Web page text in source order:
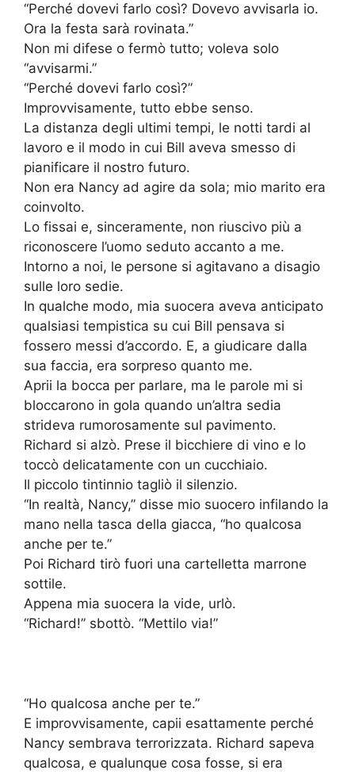
“Perché dovevi farlo così? Dovevo avvisarla io.
Ora la festa sarà rovinata.”
Non mi difese o fermò tutto; voleva solo
“avvisarmi.”
“Perché dovevi farlo così?”
Improvvisamente, tutto ebbe senso.
La distanza degli ultimi tempi, le notti tardi al
lavoro e il modo in cui Bill aveva smesso di
pianificare il nostro futuro.
Non era Nancy ad agire da sola; mio marito era
coinvolto.
Lo fissai e, sinceramente, non riuscivo più a
riconoscere l’uomo seduto accanto a me.
Intorno a noi, le persone si agitavano a disagio
sulle loro sedie.
In qualche modo, mia suocera aveva anticipato
qualsiasi tempistica su cui Bill pensava si
fossero messi d’accordo. E, a giudicare dalla
sua faccia, era sorpreso quanto me.
Aprii la bocca per parlare, ma le parole mi si
bloccarono in gola quando un’altra sedia
strideva rumorosamente sul pavimento.
Richard si alzò. Prese il bicchiere di vino e lo
toccò delicatamente con un cucchiaio.
Il piccolo tintinnio tagliò il silenzio.
“In realtà, Nancy,” disse mio suocero infilando la
mano nella tasca della giacca, “ho qualcosa
anche per te.”
Poi Richard tirò fuori una cartelletta marrone
sottile.
Appena mia suocera la vide, urlò.
“Richard!” sbottò. “Mettilo via!”
“Ho qualcosa anche per te.”
E improvvisamente, capii esattamente perché
Nancy sembrava terrorizzata. Richard sapeva
qualcosa, e qualunque cosa fosse, si era